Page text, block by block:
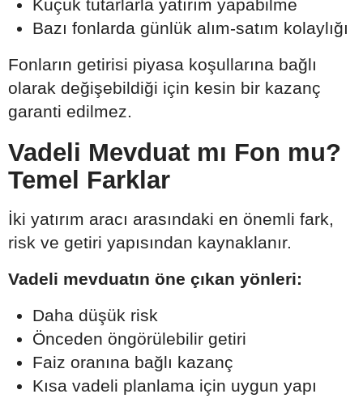
Küçük tutarlarla yatırım yapabilme
Bazı fonlarda günlük alım-satım kolaylığı
Fonların getirisi piyasa koşullarına bağlı
olarak değişebildiği için kesin bir kazanç
garanti edilmez.
Vadeli Mevduat mı Fon mu?
Temel Farklar
İki yatırım aracı arasındaki en önemli fark,
risk ve getiri yapısından kaynaklanır.
Vadeli mevduatın öne çıkan yönleri:
Daha düşük risk
Önceden öngörülebilir getiri
Faiz oranına bağlı kazanç
Kısa vadeli planlama için uygun yapı